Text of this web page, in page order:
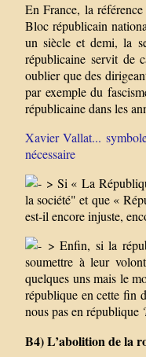
En France, la
Bloc républicain
un siècle et demi, la
républicaine servit de
oublier que des
par exemple du
républicaine dans les
Xavier Vallat...
nécessaire
> Si « La
la société" et que «
est-il encore injuste,
> Enfin, si la
soumettre à leur
quelques uns mais le
république en cette fin
nous pas en république
B4) L’abolition de la